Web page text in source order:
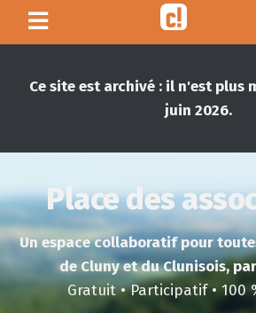
Ce site est archivé : il n'est plus
juin 2026.
Place des
Un espace collaboratif pour
de Cluny et du Clunisois,
Gratuit • Participatif • 100